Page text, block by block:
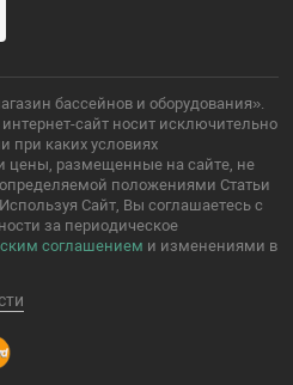
бассейнов и оборудования».
сайт носит исключительно
при каких условиях
размещенные на сайте, не
положениями Статьи
Сайт, Вы соглашаетесь с
за периодическое
соглашением и изменениями в